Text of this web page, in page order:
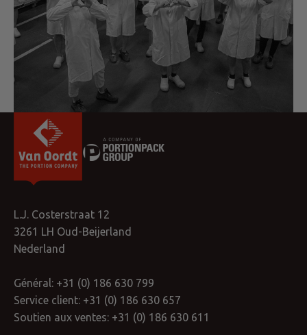
L.J. Costerstraat 12
3261 LH Oud-Beijerland
Nederland
Général: +31 (0) 186 630 799
Service client: +31 (0) 186 630 657
Soutien aux ventes: +31 (0) 186 630 611